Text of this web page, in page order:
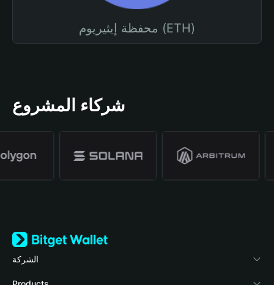
محفظة إيثيريوم (ETH)
شركاء المشروع
الشركة